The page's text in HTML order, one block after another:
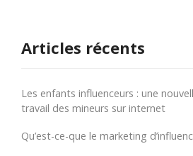
Articles récents
Les enfants influenceurs : une
travail des mineurs sur internet
Qu’est-ce-que le marketing